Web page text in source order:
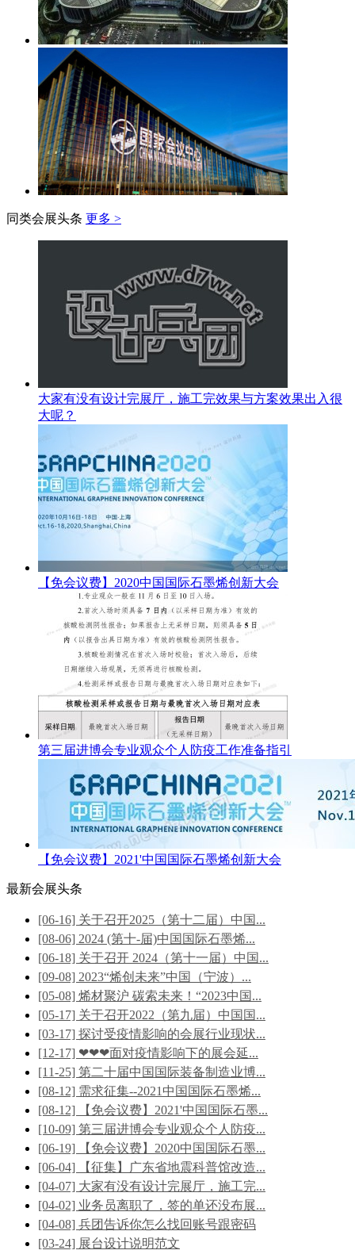
同类会展头条 更多 >
大家有没有设计完展厅，施工完效果与方案效果出入很
大呢？
【免会议费】2020中国国际石墨烯创新大会
第三届进博会专业观众个人防疫工作准备指引
【免会议费】2021'中国国际石墨烯创新大会
最新会展头条
[06-16] 关于召开2025（第十二届）中国...
[08-06] 2024 (第十-届)中国国际石墨烯...
[06-18] 关于召开 2024（第十一届）中国...
[09-08] 2023“烯创未来”中国（宁波）...
[05-08] 烯材聚沪 碳索未来！“2023中国...
[05-17] 关于召开2022（第九届）中国国...
[03-17] 探讨受疫情影响的会展行业现状...
[12-17] ❤❤❤面对疫情影响下的展会延...
[11-25] 第二十届中国国际装备制造业博...
[08-12] 需求征集--2021中国国际石墨烯...
[08-12] 【免会议费】2021'中国国际石墨...
[10-09] 第三届进博会专业观众个人防疫...
[06-19] 【免会议费】2020中国国际石墨...
[06-04] 【征集】广东省地震科普馆改造...
[04-07] 大家有没有设计完展厅，施工完...
[04-02] 业务员离职了，签的单还没布展...
[04-08] 兵团告诉你怎么找回账号跟密码
[03-24] 展台设计说明范文